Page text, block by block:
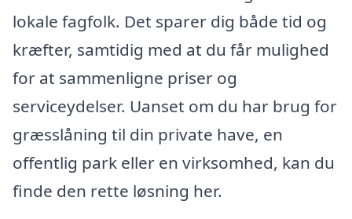
lokale fagfolk. Det sparer dig både tid og
kræfter, samtidig med at du får mulighed
for at sammenligne priser og
serviceydelser. Uanset om du har brug for
græsslåning til din private have, en
offentlig park eller en virksomhed, kan du
finde den rette løsning her.